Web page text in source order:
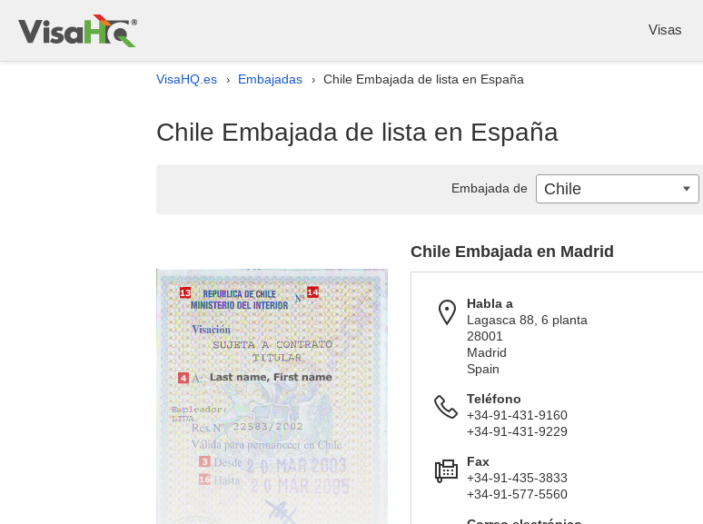
Visas
VisaHQ.es › Embajadas › Chile Embajada de lista en España
Chile Embajada de lista en España
Chile Embajada en Madrid
Habla a
Lagasca 88, 6 planta
28001
Madrid
Spain
Teléfono
+34-91-431-9160
+34-91-431-9229
Fax
+34-91-435-3833
+34-91-577-5560
Embajada de Chile